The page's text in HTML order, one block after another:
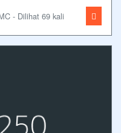
- Dilihat 69 kali